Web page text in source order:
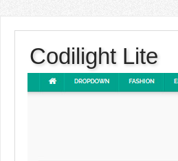
Codilight Lite